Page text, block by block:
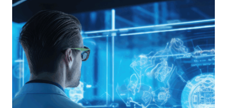
GIURIDICO
TRA
GDPR,
STATUTO
DEI
LAVORATORI
E
IA
ACT